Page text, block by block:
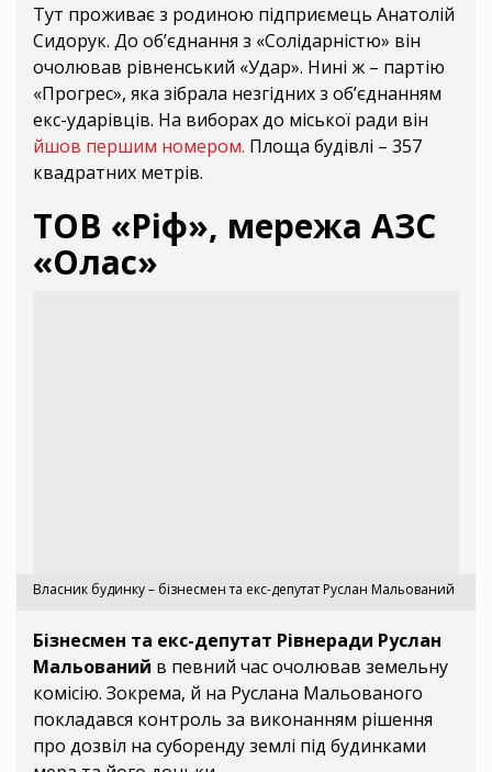
Тут проживає з родиною підприємець Анатолій
Сидорук. До об’єднання з «Солідарністю» він
очолював рівненський «Удар». Нині ж – партію
«Прогрес», яка зібрала незгідних з об’єднанням
екс-ударівців. На виборах до міської ради він
йшов першим номером. Площа будівлі – 357
квадратних метрів.
ТОВ «Ріф», мережа АЗС
«Олас»
Власник будинку – бізнесмен та екс-депутат Руслан Мальований
Бізнесмен та екс-депутат Рівнеради Руслан
Мальований в певний час очолював земельну
комісію. Зокрема, й на Руслана Мальованого
покладався контроль за виконанням рішення
про дозвіл на суборенду землі під будинками